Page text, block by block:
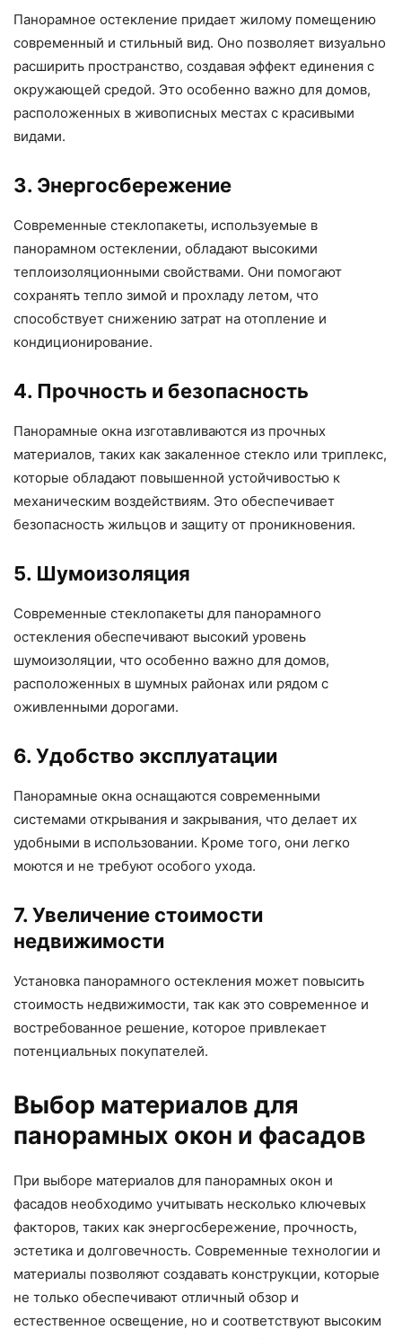
Панорамное остекление придает жилому помещению
современный и стильный вид. Оно позволяет визуально
расширить пространство, создавая эффект единения с
окружающей средой. Это особенно важно для домов,
расположенных в живописных местах с красивыми
видами.
3. Энергосбережение
Современные стеклопакеты, используемые в
панорамном остеклении, обладают высокими
теплоизоляционными свойствами. Они помогают
сохранять тепло зимой и прохладу летом, что
способствует снижению затрат на отопление и
кондиционирование.
4. Прочность и безопасность
Панорамные окна изготавливаются из прочных
материалов, таких как закаленное стекло или триплекс,
которые обладают повышенной устойчивостью к
механическим воздействиям. Это обеспечивает
безопасность жильцов и защиту от проникновения.
5. Шумоизоляция
Современные стеклопакеты для панорамного
остекления обеспечивают высокий уровень
шумоизоляции, что особенно важно для домов,
расположенных в шумных районах или рядом с
оживленными дорогами.
6. Удобство эксплуатации
Панорамные окна оснащаются современными
системами открывания и закрывания, что делает их
удобными в использовании. Кроме того, они легко
моются и не требуют особого ухода.
7. Увеличение стоимости
недвижимости
Установка панорамного остекления может повысить
стоимость недвижимости, так как это современное и
востребованное решение, которое привлекает
потенциальных покупателей.
Выбор материалов для
панорамных окон и фасадов
При выборе материалов для панорамных окон и
фасадов необходимо учитывать несколько ключевых
факторов, таких как энергосбережение, прочность,
эстетика и долговечность. Современные технологии и
материалы позволяют создавать конструкции, которые
не только обеспечивают отличный обзор и
естественное освещение, но и соответствуют высоким